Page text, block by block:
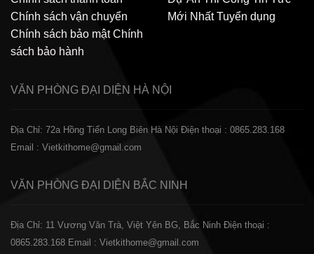
Chính sách vận chuyển
Chính sách bảo mật Chính
sách bảo hành
Mới Nhất Tuyển dụng
VĂN PHÒNG ĐẠI DIỆN HÀ NỘI
Địa Chỉ: 72a Hồng Tiến Long Biên Hà Nội Điện thoại : 0865.283.168
Email : Vietkithome@gmail.com
VĂN PHÒNG ĐẠI DIỆN BẮC NINH
Địa Chỉ: 11 Vương Văn Trà, Việt Yên BG, Bắc Ninh Điện thoại :
0865.283.168 Email : Vietkithome@gmail.com